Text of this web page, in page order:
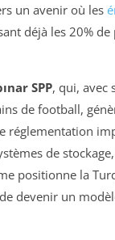
un avenir où les
déjà les 20%
SPP, qui, avec
de football,
réglementation
de
positionne la
devenir un